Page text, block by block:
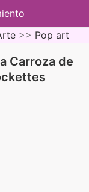
>> Pop art
Carroza de